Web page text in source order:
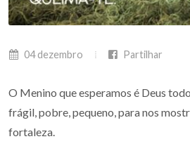
04 dezembro Partilhar
O Menino que esperamos é Deus
frágil, pobre, pequeno, para nos
fortaleza.